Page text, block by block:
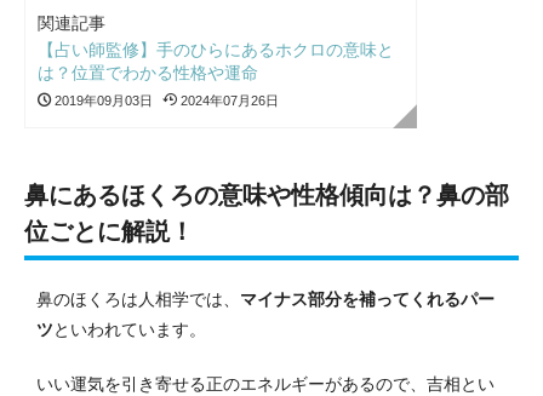
関連記事
【占い師監修】手のひらにあるホクロの意味と
は？位置でわかる性格や運命
2019年09月03日 2024年07月26日
鼻にあるほくろの意味や性格傾向は？鼻の部
位ごとに解説！
鼻のほくろは人相学では、 マイナス部分を補ってくれるパー
ツといわれています。
いい運気を引き寄せる正のエネルギーがあるので、吉相とい